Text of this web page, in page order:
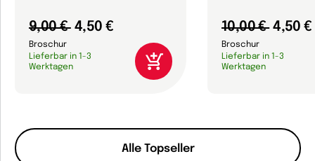
Alle Topseller
9,00 € 4,50 €
Broschur
Lieferbar in 1-3
Werktagen
10,00 € 4,50 €
Broschur
Lieferbar in 1-3
Werktagen